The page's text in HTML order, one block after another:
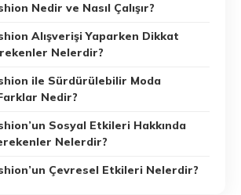
Nedir ve Nasıl Çalışır?
Alışverişi Yaparken Dikkat
Nelerdir?
ile Sürdürülebilir Moda
Nedir?
Sosyal Etkileri Hakkında
Nelerdir?
Çevresel Etkileri Nelerdir?